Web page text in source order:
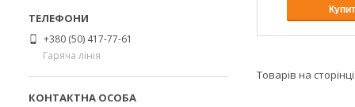
+380 (50) 417-77-61
Гаряча лінія